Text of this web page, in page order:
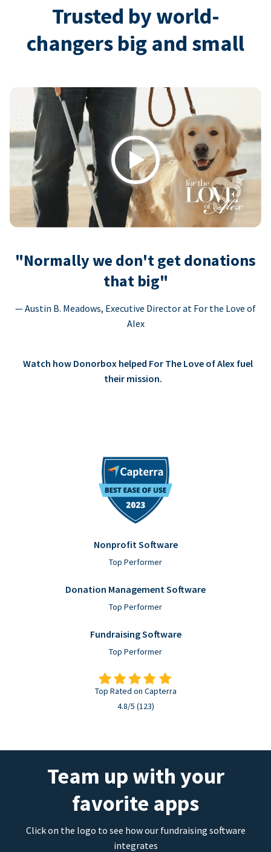
Trusted by world-
changers big and small
Play
"Normally we don't get donations
that big"
— Austin B. Meadows, Executive Director at For the Love of
Alex
Watch how Donorbox helped For The Love of Alex fuel
their mission.
Nonprofit Software
Top Performer
Donation Management Software
Top Performer
Fundraising Software
Top Performer
Top Rated on Capterra
4.8/5 (123)
Team up with your
favorite apps
Click on the logo to see how our fundraising software
integrates